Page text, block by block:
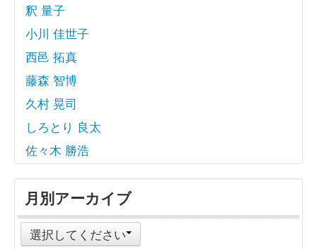
釈 量子
小川 佳世子
西邑 拓真
藤森 智博
久村 晃司
しろとり 良太
佐々木 勝浩
月別アーカイブ
選択してください